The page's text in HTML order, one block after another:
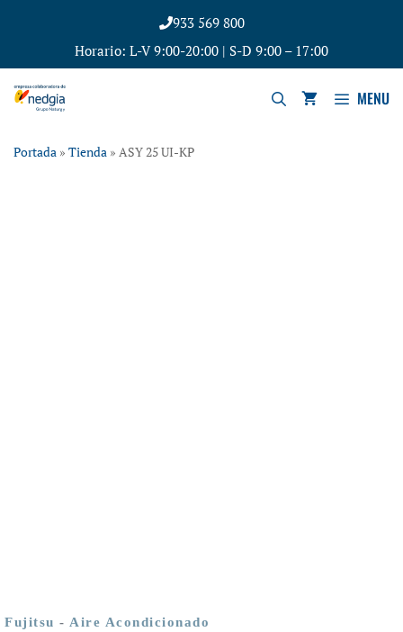
933 569 800
Horario: L-V 9:00-20:00 | S-D 9:00 – 17:00
MENU
Portada » Tienda » ASY 25 UI-KP
Fujitsu - Aire Acondicionado